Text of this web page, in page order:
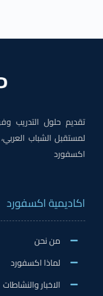
تقديم حلول التدريب
لمستقبل الشباب
اكسفورد
اكاديمية اكسفورد
من نحن
لماذا اكسفورد
الاخبار والنشاطات